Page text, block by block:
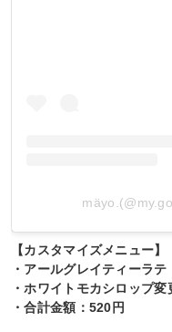
【カスタマイズメニュー】
・アールグレイティーラ
・ホワイトモカシロップ変
・合計金額：520円